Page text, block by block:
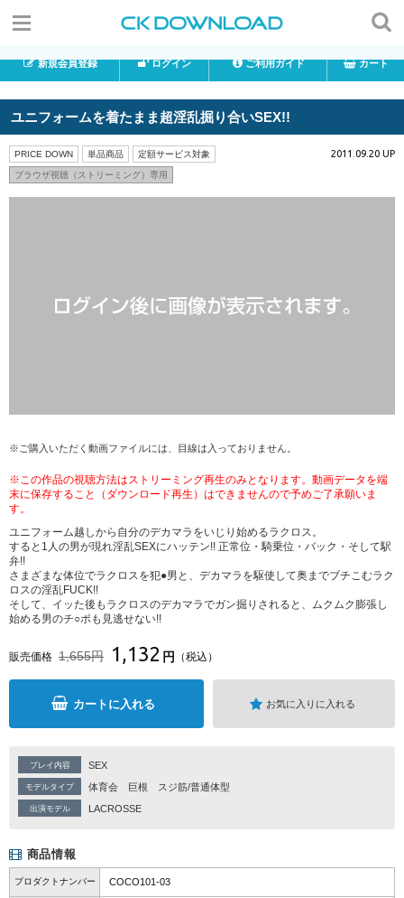
新規会員登録 ログイン ご利用ガイド カート
ユニフォームを着たまま超淫乱掘り合いSEX!!
PRICE DOWN 単品商品 定額サービス対象
ブラウザ視聴（ストリーミング）専用
2011.09.20 UP
※ご購入いただく動画ファイルには、目線は入っておりません。
※この作品の視聴方法はストリーミング再生のみとなります。動画データを端
末に保存すること（ダウンロード再生）はできませんので予めご了承願いま
す。
ユニフォーム越しから自分のデカマラをいじり始めるラクロス。
すると1人の男が現れ淫乱SEXにハッテン!! 正常位・騎乗位・バック・そして駅
弁!!
さまざまな体位でラクロスを犯●男と、デカマラを駆使して奥までブチこむラク
ロスの淫乱FUCK!!
そして、イッた後もラクロスのデカマラでガン掘りされると、ムクムク膨張し
始める男のチ○ポも見逃せない!!
販売価格 1,655円 1,132 円 （税込）
カートに入れる お気に入りに入れる
プレイ内容 SEX
モデルタイプ 体育会 巨根 スジ筋/普通体型
出演モデル LACROSSE
商品情報
プロダクトナンバー COCO101-03